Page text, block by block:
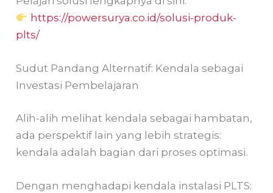
https://powersurya.co.id/solusi-produk-
plts/
Sudut Pandang Alternatif: Kendala sebagai
Investasi Pembelajaran
Alih-alih melihat kendala sebagai hambatan,
ada perspektif lain yang lebih strategis:
kendala adalah bagian dari proses optimasi.
Dengan menghadapi kendala instalasi PLTS: